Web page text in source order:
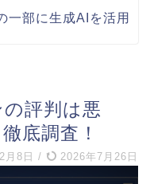
一部に生成AIを活用
評判は悪
底調査！
月8日 / 2026年7月26日